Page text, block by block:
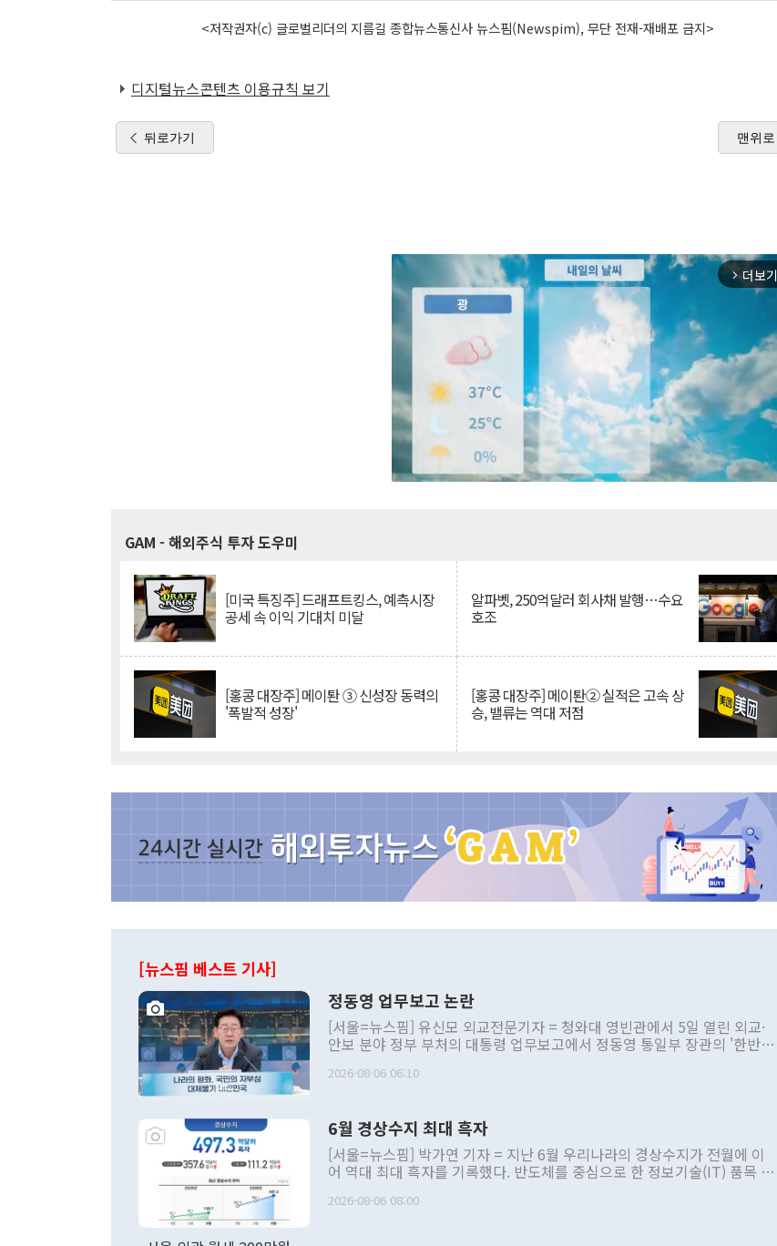
<저작권자(c) 글로벌리더의 지름길 종합뉴스통신사 뉴스핌(Newspim), 무단 전재-재배포 금지>
디지털뉴스콘텐츠 이용규칙 보기
뒤로가기 맨위로
arrow_forward_ios 더보기
GAM - 해외주식 투자 도우미
[미국 특징주] 드래프트킹스, 예측시장
공세 속 이익 기대치 미달
알파벳, 250억달러 회사채 발행…수요
호조
[홍콩 대장주] 메이퇀 ③ 신성장 동력의
'폭발적 성장'
[홍콩 대장주] 메이퇀② 실적은 고속 상
승, 밸류는 역대 저점
[뉴스핌 베스트 기사]
정동영 업무보고 논란
[서울=뉴스핌] 유신모 외교전문기자 = 청와대 영빈관에서 5일 열린 외교·
안보 분야 정부 부처의 대통령 업무보고에서 정동영 통일부 장관의 '한반도
발언 중에는 정부 내 조율을 거치지 않은 사안을 정책으로 추진하겠다고 공
주의적 희망에 근거한 비현실적 구상'이라는 비판을 내놨다. 그동안 정 장
관의 대북 정책 관련 발언이 물의를 빚은 적은 여러 번 있지만 대통령과 유
관 부처 장관이 공개적으로 부정적 입장을 표명한 것은 이례적이다. 정 장
관의 무리한 대북 접근법과 월권을 제어해야 한다는 목소리도 높아지고 있
다. [정동영 통일부 장관이 지난달 23일 오후 서울 종로구 정부서울청사에
2026-08-06 06:10
6월 경상수지 최대 흑자
[서울=뉴스핌] 박가연 기자 = 지난 6월 우리나라의 경상수지가 전월에 이
어 역대 최대 흑자를 기록했다. 반도체를 중심으로 한 정보기술(IT) 품목 수
료=한국은행] 한국은행이 6일 발표한 '2026년 6월 국제수지(잠정)'에 따르
2026-08-06 08:00